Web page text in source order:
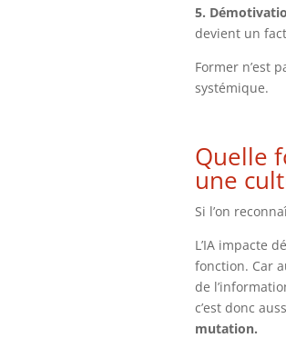
5.
devient un
Former n’est
systémique.
Quelle
une
Si l’on
L’IA impacte
fonction. Car
de
c’est donc
mutation.